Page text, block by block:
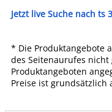
Jetzt live Suche nach ts
* Die Produktangebote
des Seitenaurufes
Produktangeboten
Preise ist grundsätzlich